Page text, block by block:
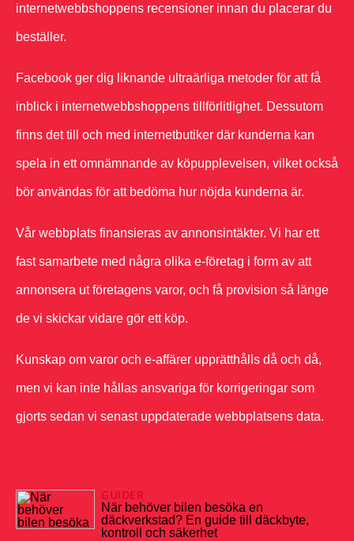
internetwebbshoppens recensioner innan du placerar du
beställer.
Facebook ger dig liknande ultraärliga metoder för att få
inblick i internetwebbshoppens tillförlitlighet. Dessutom
finns det till och med internetbutiker där kunderna kan
spela in ett omnämnande av köpupplevelsen, vilket också
bör användas för att bedöma hur nöjda kunderna är.
Vår webbplats finansieras av annonsintäkter. Vi har ett
fast samarbete med några olika e-företag i form av att
annonsera ut företagens varor, och få provision så länge
de vi skickar vidare gör ett köp.
Kunskap om varor och e-affärer upprätthålls då och då,
men vi kan inte hållas ansvariga för korrigeringar som
gjorts sedan vi senast uppdaterade webbplatsens data.
GUIDER
När behöver bilen besöka en
däckverkstad? En guide till däckbyte,
kontroll och säkerhet